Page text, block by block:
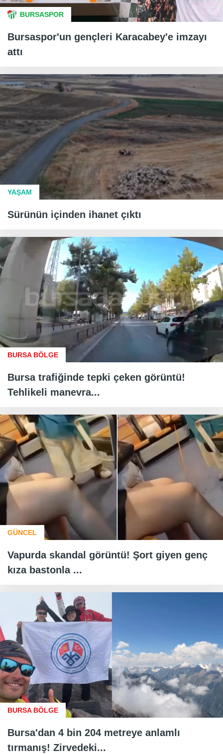
BURSASPOR
Bursaspor'un gençleri Karacabey'e imzayı
attı
YAŞAM
Sürünün içinden ihanet çıktı
BURSA BÖLGE
Bursa trafiğinde tepki çeken görüntü!
Tehlikeli manevra...
GÜNCEL
Vapurda skandal görüntü! Şort giyen genç
kıza bastonla ...
BURSA BÖLGE
Bursa'dan 4 bin 204 metreye anlamlı
tırmanış! Zirvedeki...